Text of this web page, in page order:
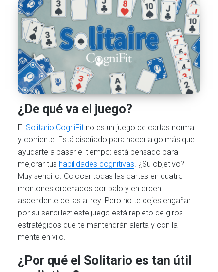
¿De qué va el juego?
El Solitario CogniFit no es un juego de cartas normal
y corriente. Está diseñado para hacer algo más que
ayudarte a pasar el tiempo: está pensado para
mejorar tus habilidades cognitivas. ¿Su objetivo?
Muy sencillo. Colocar todas las cartas en cuatro
montones ordenados por palo y en orden
ascendente del as al rey. Pero no te dejes engañar
por su sencillez: este juego está repleto de giros
estratégicos que te mantendrán alerta y con la
mente en vilo.
¿Por qué el Solitario es tan útil